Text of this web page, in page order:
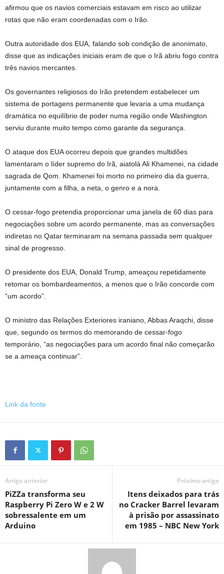
afirmou que os navios comerciais estavam em risco ao utilizar
rotas que não eram coordenadas com o Irão.
Outra autoridade dos EUA, falando sob condição de anonimato,
disse que as indicações iniciais eram de que o Irã abriu fogo contra
três navios mercantes.
Os governantes religiosos do Irão pretendem estabelecer um
sistema de portagens permanente que levaria a uma mudança
dramática no equilíbrio de poder numa região onde Washington
serviu durante muito tempo como garante da segurança.
O ataque dos EUA ocorreu depois que grandes multidões
lamentaram o líder supremo do Irã, aiatolá Ali Khamenei, na cidade
sagrada de Qom. Khamenei foi morto no primeiro dia da guerra,
juntamente com a filha, a neta, o genro e a nora.
O cessar-fogo pretendia proporcionar uma janela de 60 dias para
negociações sobre um acordo permanente, mas as conversações
indiretas no Qatar terminaram na semana passada sem qualquer
sinal de progresso.
O presidente dos EUA, Donald Trump, ameaçou repetidamente
retomar os bombardeamentos, a menos que o Irão concorde com
“um acordo”.
O ministro das Relações Exteriores iraniano, Abbas Araqchi, disse
que, segundo os termos do memorando de cessar-fogo
temporário, “as negociações para um acordo final não começarão
se a ameaça continuar”.
Link da fonte
Artigo anterior
PiZZa transforma seu
Raspberry Pi Zero W e 2 W
sobressalente em um
Arduino
Próximo artigo
Itens deixados para trás
no Cracker Barrel levaram
à prisão por assassinato
em 1985 – NBC New York